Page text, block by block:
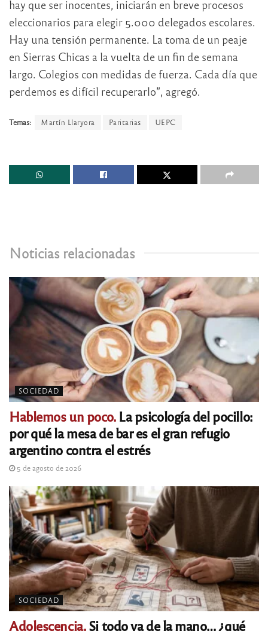
hay que ser inocentes, iniciarán en breve procesos
eleccionarios para elegir 5.000 delegados escolares.
Hay una tensión permanente. La toma de un peaje
en Sierras Chicas a la vuelta de un fin de semana
largo. Colegios con medidas de fuerza. Cada día que
perdemos es difícil recuperarlo”, agregó.
Temas: Martín Llaryora Paritarias UEPC
Noticias relacionadas
SOCIEDAD
Hablemos un poco.La psicología del pocillo:
por qué la mesa de bar es el gran refugio
argentino contra el estrés
5 de agosto de 2026
SOCIEDAD
Adolescencia.Si todo va de la mano… ¿qué